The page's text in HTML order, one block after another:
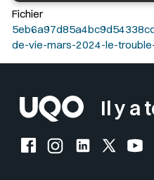
Fichier
de-vie-mars-2024-le-
Il y a
Facebook de l'UQO
Instagram de l'UQO
LinkedIn de
X